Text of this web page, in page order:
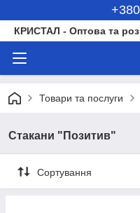
КРИСТАЛ - Оптова та
Товари та послуги
Стакани "Позитив"
Сортування